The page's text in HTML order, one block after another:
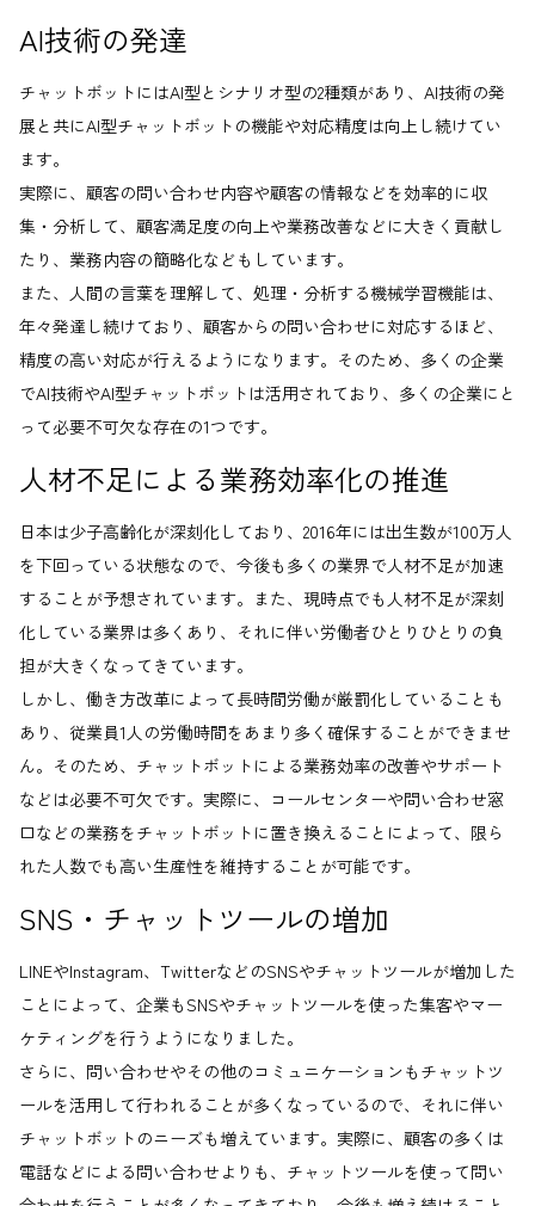
AI技術の発達
チャットボットにはAI型とシナリオ型の2種類があり、AI技術の発
展と共にAI型チャットボットの機能や対応精度は向上し続けてい
ます。
実際に、顧客の問い合わせ内容や顧客の情報などを効率的に収
集・分析して、顧客満足度の向上や業務改善などに大きく貢献し
たり、業務内容の簡略化などもしています。
また、人間の言葉を理解して、処理・分析する機械学習機能は、
年々発達し続けており、顧客からの問い合わせに対応するほど、
精度の高い対応が行えるようになります。そのため、多くの企業
でAI技術やAI型チャットボットは活用されており、多くの企業にと
って必要不可欠な存在の1つです。
人材不足による業務効率化の推進
日本は少子高齢化が深刻化しており、2016年には出生数が100万人
を下回っている状態なので、今後も多くの業界で人材不足が加速
することが予想されています。また、現時点でも人材不足が深刻
化している業界は多くあり、それに伴い労働者ひとりひとりの負
担が大きくなってきています。
しかし、働き方改革によって長時間労働が厳罰化していることも
あり、従業員1人の労働時間をあまり多く確保することができませ
ん。そのため、チャットボットによる業務効率の改善やサポート
などは必要不可欠です。実際に、コールセンターや問い合わせ窓
口などの業務をチャットボットに置き換えることによって、限ら
れた人数でも高い生産性を維持することが可能です。
SNS・チャットツールの増加
LINEやInstagram、TwitterなどのSNSやチャットツールが増加した
ことによって、企業もSNSやチャットツールを使った集客やマー
ケティングを行うようになりました。
さらに、問い合わせやその他のコミュニケーションもチャットツ
ールを活用して行われることが多くなっているので、それに伴い
チャットボットのニーズも増えています。実際に、顧客の多くは
電話などによる問い合わせよりも、チャットツールを使って問い